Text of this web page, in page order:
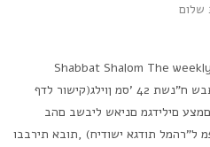
שלום
Shabbat Shalom The
Vaetchanan ןנחתאו תשרפ ומחנ תבש ח"נשת 42 'סמ ןוילג(קישור לדף
םילידגמ םניאש ליבשב םהב
ל"רהמל תודגא ישודיח) ,תובא תירבבו